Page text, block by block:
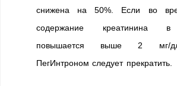
снижена на 50%. Если во
содержание креатинина в
повышается выше 2 мг/
ПегИнтроном следует прекратить.